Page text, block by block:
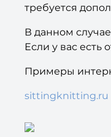
требуется
В данном
Если у вас
Примеры
sittingknitting.ru